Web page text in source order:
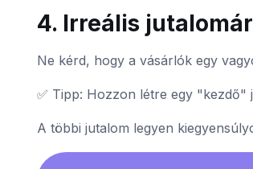
4. Irreális
Ne kérd, hogy a vásárlók egy
✅ Tipp: Hozzon létre egy "kezdő"
A többi jutalom legyen